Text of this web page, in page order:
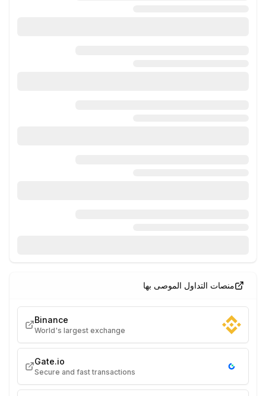
منصات التداول الموصى بها
Binance
World's largest exchange
Gate.io
Secure and fast transactions